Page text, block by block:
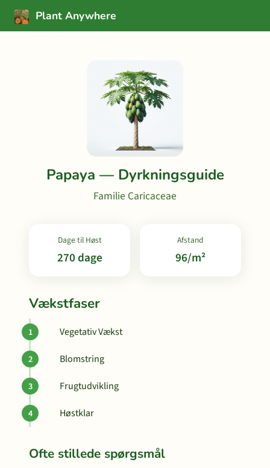
Plant Anywhere
Papaya — Dyrkningsguide
Familie Caricaceae
Dage til Høst
270 dage
Afstand
96/m²
Vækstfaser
Vegetativ Vækst
Blomstring
Frugtudvikling
Høstklar
Ofte stillede spørgsmål